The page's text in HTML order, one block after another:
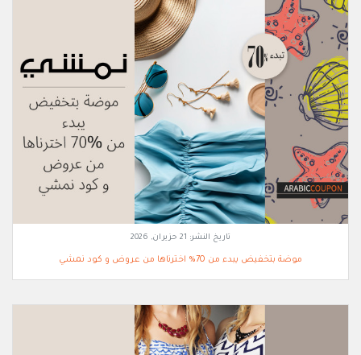
تاريخ النشر: 21 حزيران, 2026
موضة بتخفيض يبدء من 70% اخترناها من عروض و كود نمشي